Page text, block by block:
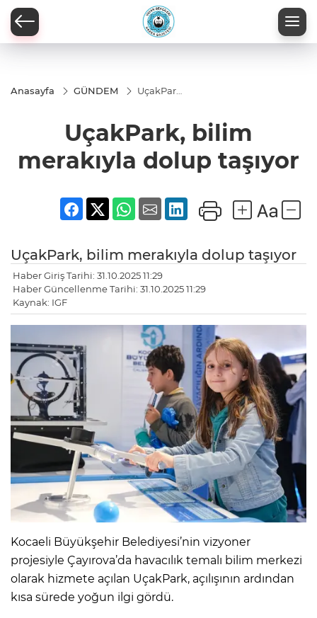
Anasayfa GÜNDEM
UçakPark,
dolup
taşıyor
UçakPark, bilim
merakıyla dolup taşıyor
UçakPark, bilim merakıyla dolup taşıyor
Haber Giriş Tarihi: 31.10.2025 11:29
Haber Güncellenme Tarihi: 31.10.2025 11:29
Kaynak: IGF
Kocaeli Büyükşehir Belediyesi’nin vizyoner
projesiyle Çayırova’da havacılık temalı bilim merkezi
olarak hizmete açılan UçakPark, açılışının ardından
kısa sürede yoğun ilgi gördü.